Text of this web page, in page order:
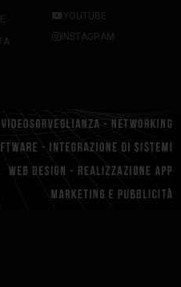
YOUTUBE
INSTAGRAM